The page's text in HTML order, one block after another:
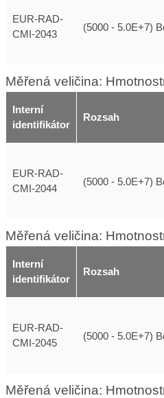
EUR-RAD-
CMI-2043
(5000 - 5.0E+7)
Měřená veličina:
Interní
identifikátor
Rozsah
EUR-RAD-
CMI-2044
(5000 - 5.0E+7)
Měřená veličina:
Interní
identifikátor
Rozsah
EUR-RAD-
CMI-2045
(5000 - 5.0E+7)
Měřená veličina: